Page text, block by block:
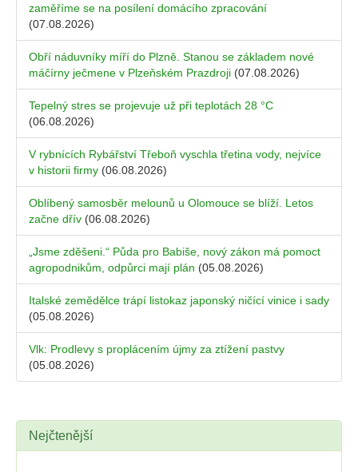
zaměříme se na posílení domácího zpracování
(07.08.2026)
Obří náduvníky míří do Plzně. Stanou se základem nové
máčírny ječmene v Plzeňském Prazdroji (07.08.2026)
Tepelný stres se projevuje už při teplotách 28 °C
(06.08.2026)
V rybnících Rybářství Třeboň vyschla třetina vody, nejvíce
v historii firmy (06.08.2026)
Oblíbený samosběr melounů u Olomouce se blíží. Letos
začne dřív (06.08.2026)
„Jsme zděšeni.“ Půda pro Babiše, nový zákon má pomoct
agropodnikům, odpůrci mají plán (05.08.2026)
Italské zemědělce trápí listokaz japonský ničící vinice i sady
(05.08.2026)
Vlk: Prodlevy s proplácením újmy za ztížení pastvy
(05.08.2026)
Nejčtenější